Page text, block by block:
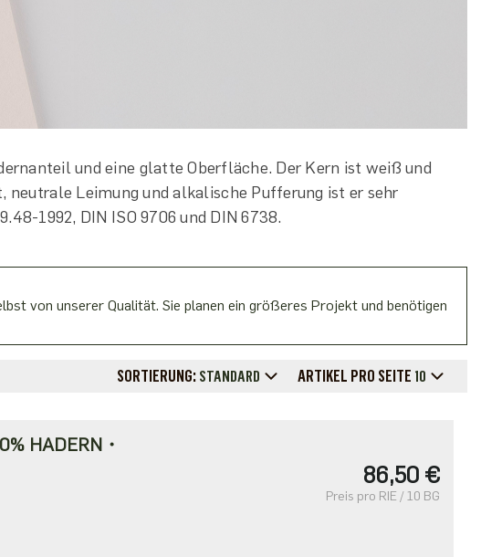
und eine glatte Oberfläche. Der Kern ist weiß und
Leimung und alkalische Pufferung ist er sehr
1992, DIN ISO 9706 und DIN 6738.
von unserer Qualität. Sie planen ein größeres Projekt und benötigen
SORTIERUNG: STANDARD ARTIKEL PRO SEITE 10
HADERN・
86,50 €
Preis pro RIE / 10 BG